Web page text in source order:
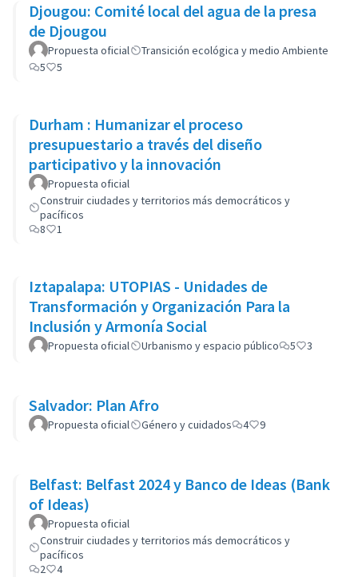
Djougou: Comité local del agua de la presa
de Djougou
Propuesta oficial
Transición ecológica y medio Ambiente
5
5
Durham : Humanizar el proceso
presupuestario a través del diseño
participativo y la innovación
Propuesta oficial
Construir ciudades y territorios más democráticos y
pacíficos
8
1
Iztapalapa: UTOPIAS - Unidades de
Transformación y Organización Para la
Inclusión y Armonía Social
Propuesta oficial Urbanismo y espacio público 5 3
Salvador: Plan Afro
Propuesta oficial Género y cuidados 4 9
Belfast: Belfast 2024 y Banco de Ideas (Bank
of Ideas)
Propuesta oficial
Construir ciudades y territorios más democráticos y
pacíficos
2
4